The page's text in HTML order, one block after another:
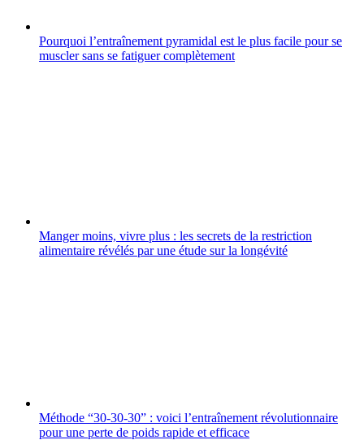
Pourquoi l’entraînement pyramidal est le plus facile pour se
muscler sans se fatiguer complètement
Manger moins, vivre plus : les secrets de la restriction
alimentaire révélés par une étude sur la longévité
Méthode “30-30-30” : voici l’entraînement révolutionnaire
pour une perte de poids rapide et efficace